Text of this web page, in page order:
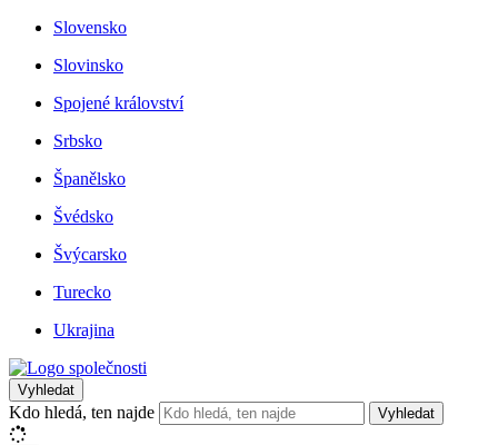
Slovensko
Slovinsko
Spojené království
Srbsko
Španělsko
Švédsko
Švýcarsko
Turecko
Ukrajina
Vyhledat
Kdo hledá, ten najde Vyhledat